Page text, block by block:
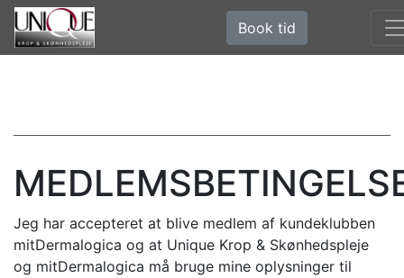
Book tid
Jeg har accepteret at blive medlem af kundeklubben
mitDermalogica og at Unique Krop & Skønhedspleje
og mitDermalogica må bruge mine oplysninger til